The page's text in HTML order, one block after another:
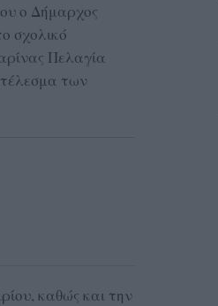
ο Δήμαρχος
σχολικό
Πελαγία
των
καθώς και την